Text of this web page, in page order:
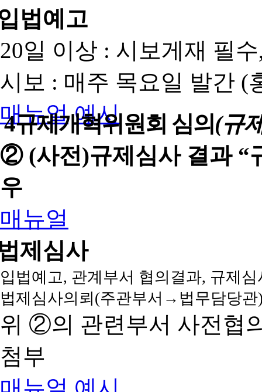
법예고
20일 이상 : 시보게재 필
시보 : 매주 목요일 발간 (
매뉴얼 예시
4규제개혁위원회 심의(규
② (사전)규제심사 결과 “
우
매뉴얼
제심사
입법예고, 관계부서 협의결과, 규제
법제심사의뢰(주관부서→법무담당
위 ②의 관련부서 사전협
첨부